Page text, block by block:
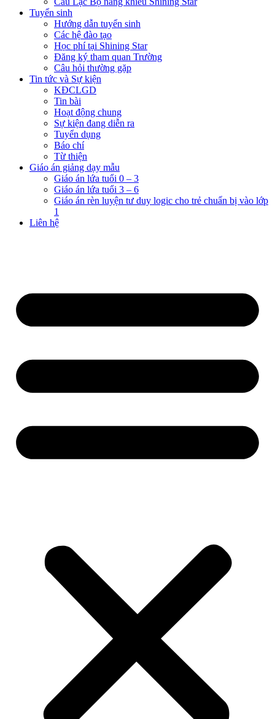
Tuyển sinh
Hướng dẫn tuyển sinh
Các hệ đào tạo
Học phí tại Shining Star
Đăng ký tham quan Trường
Câu hỏi thường gặp
Tin tức và Sự kiện
KĐCLGD
Tin bài
Hoạt động chung
Sự kiện đang diễn ra
Tuyển dụng
Báo chí
Từ thiện
Giáo án giảng dạy mẫu
Giáo án lứa tuổi 0 – 3
Giáo án lứa tuổi 3 – 6
Giáo án rèn luyện tư duy logic cho trẻ chuẩn bị vào lớp
1
Liên hệ